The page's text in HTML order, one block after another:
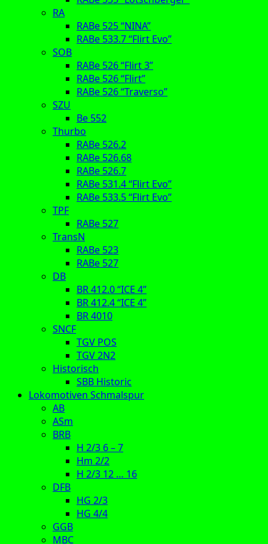
RA
RABe 525 “NINA”
RABe 533.7 “Flirt Evo”
SOB
RABe 526 “Flirt 3”
RABe 526 “Flirt”
RABe 526 “Traverso”
SZU
Be 552
Thurbo
RABe 526.2
RABe 526.68
RABe 526.7
RABe 531.4 “Flirt Evo”
RABe 533.5 “Flirt Evo”
TPF
RABe 527
TransN
RABe 523
RABe 527
DB
BR 412.0 “ICE 4”
BR 412.4 “ICE 4”
BR 4010
SNCF
TGV POS
TGV 2N2
Historisch
SBB Historic
Lokomotiven Schmalspur
AB
ASm
BRB
H 2/3 6 – 7
Hm 2/2
H 2/3 12 … 16
DFB
HG 2/3
HG 4/4
GGB
MBC